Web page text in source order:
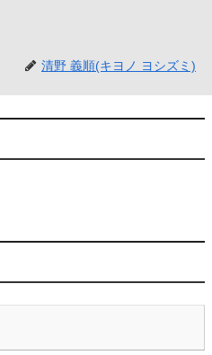
清野 義順(キヨノ ヨシズミ)